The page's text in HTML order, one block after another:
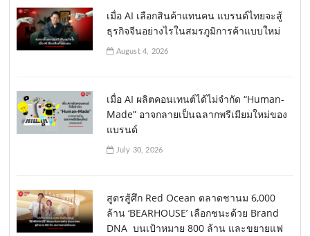
เมื่อ AI เลือกสินค้าแทนคน แบรนด์ไทยจะสู้
ธุรกิจจีนอย่างไรในสมรภูมิการค้าแบบใหม่
August 4, 2026
เมื่อ AI ผลิตคอนเทนต์ได้ไม่จำกัด “Human-
Made” อาจกลายเป็นฉลากพรีเมียมใหม่ของ
แบรนด์
July 30, 2026
สูตรสู้ศึก Red Ocean ตลาดชานม 6,000
ล้าน ‘BEARHOUSE’ เลือกชนะด้วย Brand
DNA บนเป้าหมาย 800 ล้าน และขยายแฟ